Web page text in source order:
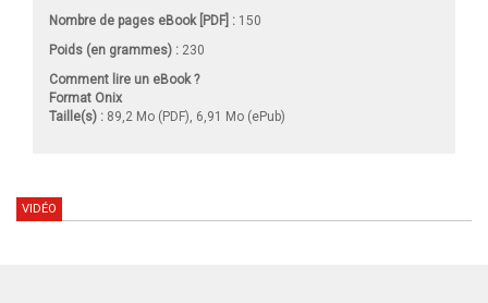
Nombre de pages eBook [PDF] : 150
Poids (en grammes) : 230
Comment lire un eBook ?
Format Onix
Taille(s) : 89,2 Mo (PDF), 6,91 Mo (ePub)
VIDÉO